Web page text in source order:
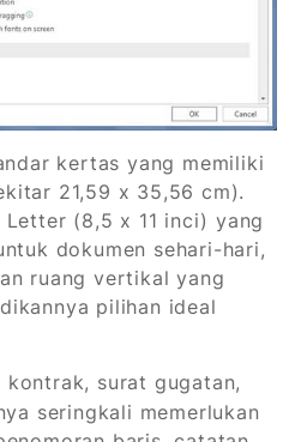
kertas yang memiliki
21,59 x 35,56 cm).
Letter (8,5 x 11 inci) yang
dokumen sehari-hari,
ruang vertikal yang
pilihan ideal
kontrak, surat gugatan,
seringkali memerlukan